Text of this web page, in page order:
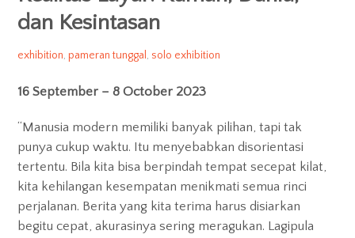
About RUBANAH
People
Artists we work with
Gigs
Screenings
dan Kesintasan
rubanahundergroundhub
2023/09/14
exhibition,pameran tunggal , solo exhibition
16 September – 8 October 2023
“Manusia modern memiliki banyak pilihan, tapi tak
punya cukup waktu. Itu menyebabkan disorientasi
tertentu. Bila kita bisa berpindah tempat secepat kilat,
kita kehilangan kesempatan menikmati semua rinci
perjalanan. Berita yang kita terima harus disiarkan
begitu cepat, akurasinya sering meragukan. Lagipula